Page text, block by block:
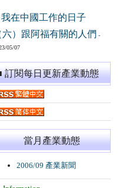
我在中國工作的日子
六）跟阿福有關的人們 -
05/07
訂閱每日更新產業動態
當月產業動態
2006/09 產業新聞